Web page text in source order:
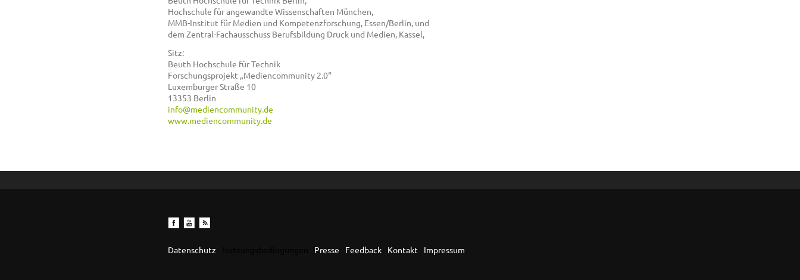
Hochschule für angewandte Wissenschaften München,
MMB-Institut für Medien und Kompetenzforschung, Essen/Berlin, und
dem Zentral-Fachausschuss Berufsbildung Druck und Medien, Kassel,
Sitz:
Beuth Hochschule für Technik
Forschungsprojekt „Mediencommunity 2.0“
Luxemburger Straße 10
13353 Berlin
info@mediencommunity.de
www.mediencommunity.de
Datenschutz Presse Feedback Kontakt Impressum